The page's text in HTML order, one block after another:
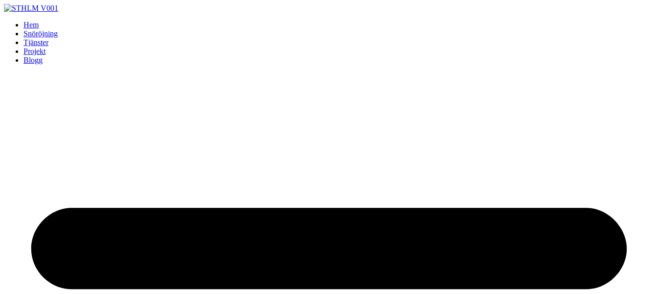
Skip
contentHem
Snöröjning
Tjänster
Projekt
Blogg